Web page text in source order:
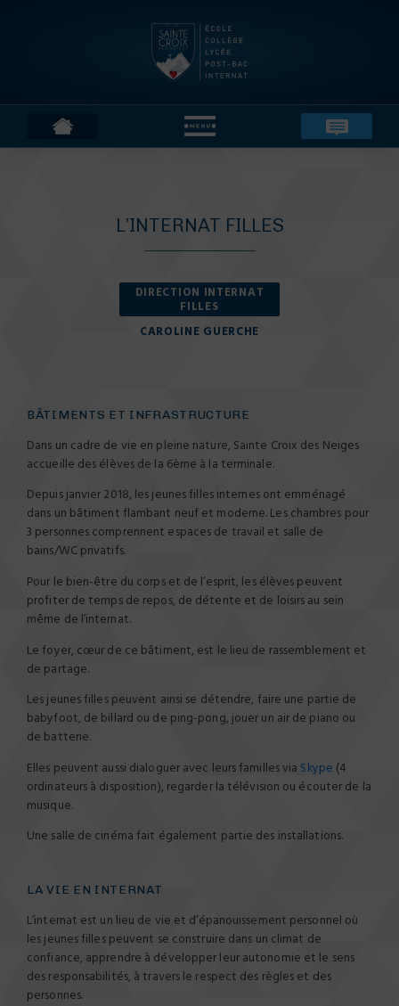
L’INTERNAT FILLES
DIRECTION INTERNAT
FILLES
CAROLINE GUERCHE
BÂTIMENTS ET INFRASTRUCTURE
Dans un cadre de vie en pleine nature, Sainte Croix des Neiges
accueille des élèves de la 6ème à la terminale.
Depuis janvier 2018, les jeunes filles internes ont emménagé
dans un bâtiment flambant neuf et moderne. Les chambres pour
3 personnes comprennent espaces de travail et salle de
bains/WC privatifs.
Pour le bien-être du corps et de l’esprit, les élèves peuvent
profiter de temps de repos, de détente et de loisirs au sein
même de l’internat.
Le foyer, cœur de ce bâtiment, est le lieu de rassemblement et
de partage.
Les jeunes filles peuvent ainsi se détendre, faire une partie de
babyfoot, de billard ou de ping-pong, jouer un air de piano ou
de batterie.
Elles peuvent aussi dialoguer avec leurs familles via Skype (4
ordinateurs à disposition), regarder la télévision ou écouter de la
musique.
Une salle de cinéma fait également partie des installations.
LA VIE EN INTERNAT
L’internat est un lieu de vie et d’épanouissement personnel où
les jeunes filles peuvent se construire dans un climat de
confiance, apprendre à développer leur autonomie et le sens
des responsabilités, à travers le respect des règles et des
personnes.